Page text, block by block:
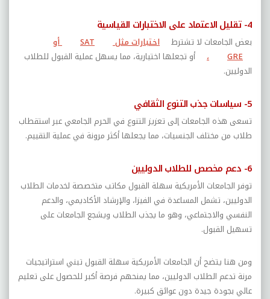
4- تقليل الاعتماد على الاختبارات القياسية
بعض الجامعات لا تشترط اختبارات مثل SAT
أو
GRE
،
أو تجعلها اختيارية، مما يسهل عملية القبول للطلاب
الدوليين.
5- سياسات جذب التنوع الثقافي
تسعى هذه الجامعات إلى تعزيز التنوع في الحرم الجامعي عبر استقطاب
طلاب من مختلف الجنسيات، مما يجعلها أكثر مرونة في عملية التقييم.
6- دعم مخصص للطلاب الدوليين
توفر الجامعات الأمريكية سهلة القبول مكاتب متخصصة لخدمات الطلاب
الدوليين، تشمل المساعدة في الفيزا، والإرشاد الأكاديمي، والدعم
النفسي والاجتماعي، وهو ما يجذب الطلاب ويشجع الجامعات على
تسهيل القبول.
ومن هنا يتضح أن الجامعات الأمريكية سهلة القبول تبني استراتيجيات
مرنة تدعم الطلاب الدوليين، مما يمنحهم فرصة أكبر للحصول على تعليم
عالي بجودة جيدة دون عوائق كبيرة.